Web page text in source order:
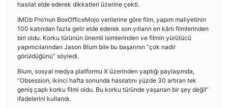
hasılat elde ederek dikkatleri üzerine çekti.
IMDb Pro’nun BoxOfficeMojo verilerine göre film, yapım maliyetinin
100 katından fazla gelir elde ederek son yılların en kârlı filmlerinden
biri oldu. Korku türünün önemli isimlerinden ve filmin yürütücü
yapımcılarından Jason Blum bile bu başarının “çok nadir
görüldüğünü” söyledi.
Blum, sosyal medya platformu X üzerinden yaptığı paylaşımda,
“Obsession, ikinci hafta sonunda hasılatını yüzde 30 artıran tek
geniş çaplı korku filmi oldu. Bu korku türünde yaşanan bir şey değil”
ifadelerini kullandı.